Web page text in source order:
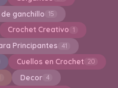
ganchillo 15
Crochet Creativo 1
Principantes 41
Cuellos en Crochet 20
Decor 4